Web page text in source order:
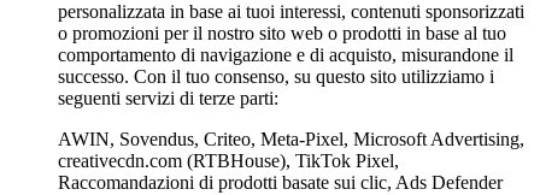
personalizzata in base ai tuoi interessi, contenuti sponsorizzati
o promozioni per il nostro sito web o prodotti in base al tuo
comportamento di navigazione e di acquisto, misurandone il
successo. Con il tuo consenso, su questo sito utilizziamo i
seguenti servizi di terze parti:
AWIN, Sovendus, Criteo, Meta-Pixel, Microsoft Advertising,
creativecdn.com (RTBHouse), TikTok Pixel,
Raccomandazioni di prodotti basate sui clic, Ads Defender